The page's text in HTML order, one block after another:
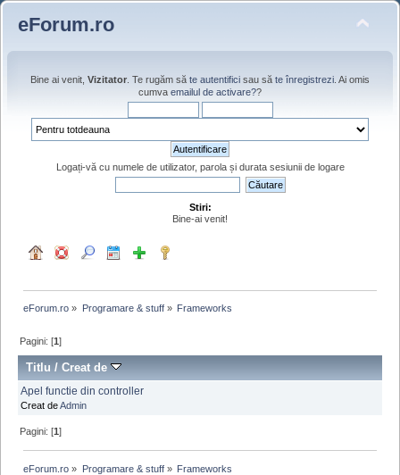
eForum.ro
Bine ai venit, Vizitator . Te rugăm să te autentifici sau să te înregistrezi . Ai omis
cumva emailul de activare??
Logați-vă cu numele de utilizator, parola și durata sesiunii de logare
Stiri:
Bine-ai venit!
eForum.ro » Programare & stuff» Frameworks
Pagini: [1]
Titlu /Creat de
Apel functie din controller
Creat deAdmin
Pagini: [1]
eForum.ro » Programare & stuff» Frameworks